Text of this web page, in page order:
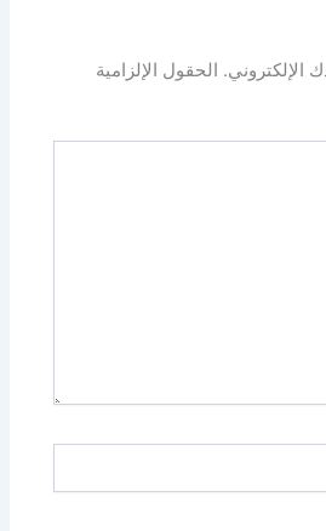
الإلكتروني. الحقول الإلزامية